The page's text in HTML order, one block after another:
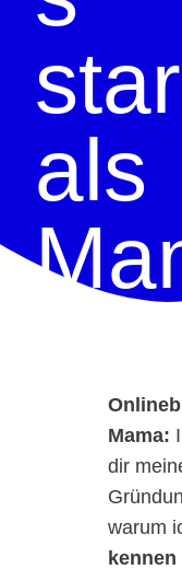
als
Mama:
dir
warum